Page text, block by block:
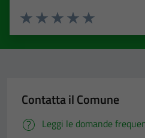
Valuta 5 stelle
Valuta 4 stelle su 5
Valuta 3 stelle su 5
Valuta 2 stelle su 5
Valuta 1 stelle su 5
Contatta il Comune
Leggi le domande